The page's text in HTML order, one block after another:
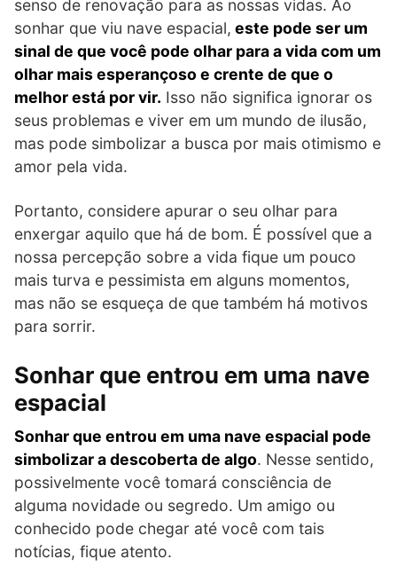
senso de renovação para as nossas vidas. Ao
sonhar que viu nave espacial, este pode ser um
sinal de que você pode olhar para a vida com um
olhar mais esperançoso e crente de que o
melhor está por vir. Isso não significa ignorar os
seus problemas e viver em um mundo de ilusão,
mas pode simbolizar a busca por mais otimismo e
amor pela vida.
Portanto, considere apurar o seu olhar para
enxergar aquilo que há de bom. É possível que a
nossa percepção sobre a vida fique um pouco
mais turva e pessimista em alguns momentos,
mas não se esqueça de que também há motivos
para sorrir.
Sonhar que entrou em uma nave
espacial
Sonhar que entrou em uma nave espacial pode
simbolizar a descoberta de algo. Nesse sentido,
possivelmente você tomará consciência de
alguma novidade ou segredo. Um amigo ou
conhecido pode chegar até você com tais
notícias, fique atento.